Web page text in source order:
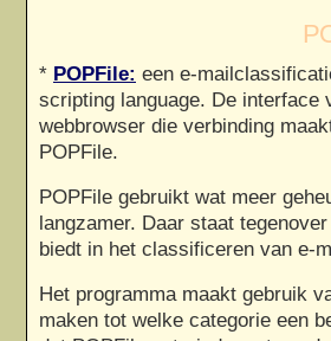
* POPFile: een e-
scripting language. De interface
webbrowser die verbinding
POPFile.
POPFile gebruikt wat meer
langzamer. Daar staat
biedt in het classificeren van e-
Het programma maakt gebruik
maken tot welke categorie een